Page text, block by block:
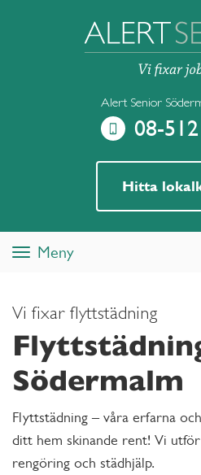
Alert Senior
08-
Hitta
ToggleMeny
Vi fixar flyttstädning
Södermalm
Flyttstädning – våra erfarna
ditt hem skinande rent! Vi
rengöring och städhjälp.